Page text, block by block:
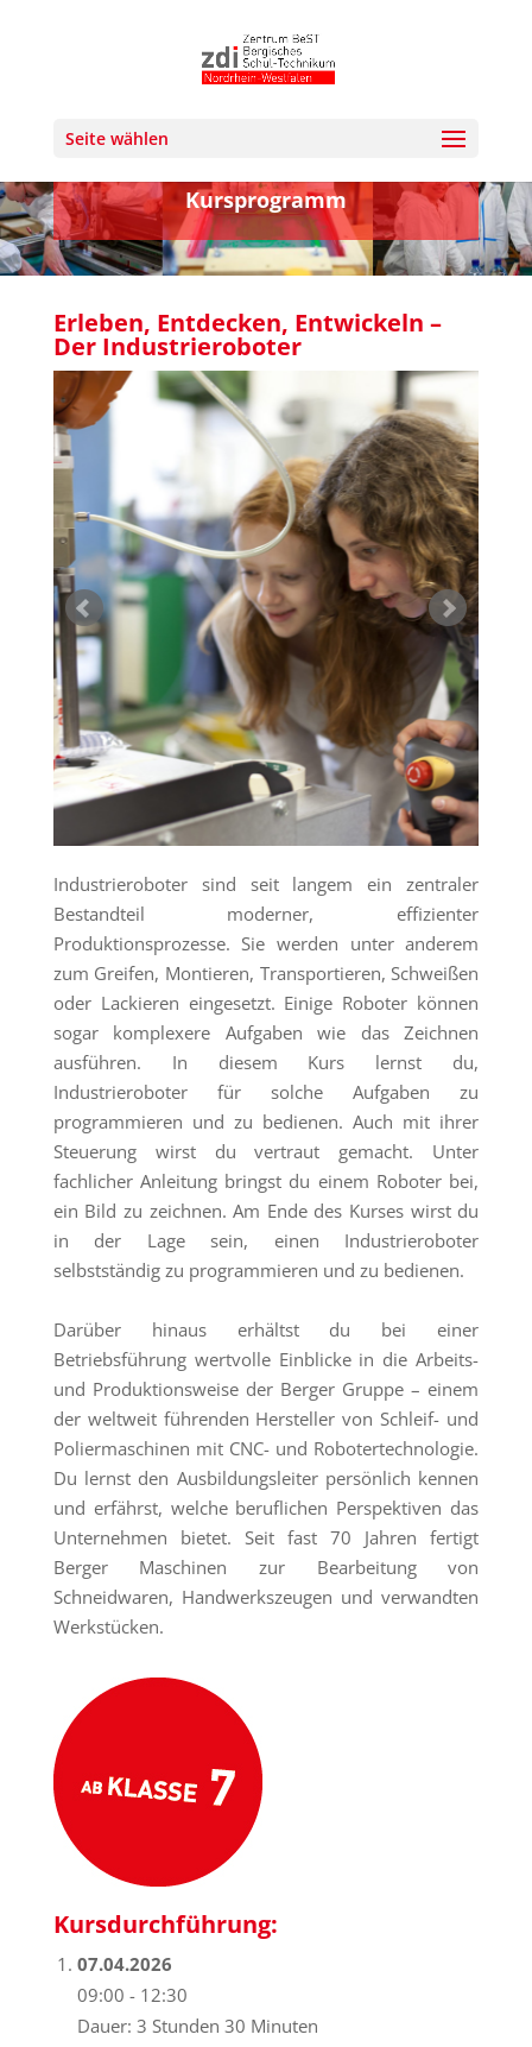
Seite wählen
Kursprogramm
Erleben, Entdecken, Entwickeln –
Der Industrieroboter
Industrieroboter sind seit langem ein zentraler
Bestandteil moderner, effizienter
Produktionsprozesse. Sie werden unter anderem
zum Greifen, Montieren, Transportieren, Schweißen
oder Lackieren eingesetzt. Einige Roboter können
sogar komplexere Aufgaben wie das Zeichnen
ausführen. In diesem Kurs lernst du,
Industrieroboter für solche Aufgaben zu
programmieren und zu bedienen. Auch mit ihrer
Steuerung wirst du vertraut gemacht. Unter
fachlicher Anleitung bringst du einem Roboter bei,
ein Bild zu zeichnen. Am Ende des Kurses wirst du
in der Lage sein, einen Industrieroboter
selbstständig zu programmieren und zu bedienen.
Darüber hinaus erhältst du bei einer
Betriebsführung wertvolle Einblicke in die Arbeits-
und Produktionsweise der Berger Gruppe – einem
der weltweit führenden Hersteller von Schleif- und
Poliermaschinen mit CNC- und Robotertechnologie.
Du lernst den Ausbildungsleiter persönlich kennen
und erfährst, welche beruflichen Perspektiven das
Unternehmen bietet. Seit fast 70 Jahren fertigt
Berger Maschinen zur Bearbeitung von
Schneidwaren, Handwerkszeugen und verwandten
Werkstücken.
Kursdurchführung:
07.04.2026
09:00 - 12:30
Dauer: 3 Stunden 30 Minuten